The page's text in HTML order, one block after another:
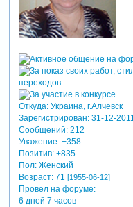
Откуда:Украина, г.Алчевск
Зарегистрирован: 31-12-
Сообщений:212
Уважение: +358
Позитив: +835
Пол:Женский
Возраст:71 [1955-06-12]
Провел на форуме:
6 дней 7 часов